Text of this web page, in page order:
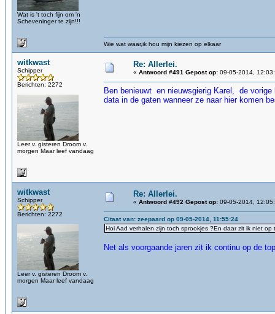
Wat is 't toch fijn om 'n
Scheveninger te zijn!!!
Wie wat waar,ik hou mijn kiezen op elkaar
witkwast
Schipper
Berichten: 2272
Leer v. gisteren Droom v.
morgen Maar leef vandaag
Re: Allerlei.
« Antwoord #491 Gepost op: 09-05-2014,
Ben benieuwt en nieuwsgierig Karel, de
data in de gaten wanneer ze naar hier komen
witkwast
Schipper
Berichten: 2272
Leer v. gisteren Droom v.
morgen Maar leef vandaag
Re: Allerlei.
« Antwoord #492 Gepost op: 09-05-2014,
Citaat van: zeepaard op 09-05-2014, 11:55:24
Hoi Aad verhalen zijn toch sprookjes ?En daar zit ik niet op
Net als voorgaande jaren zit ik continu op de